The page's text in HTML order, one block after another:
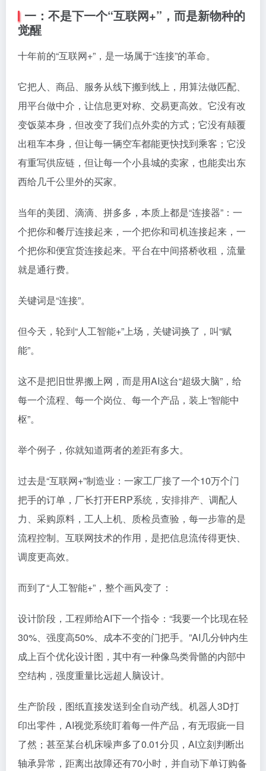
一：不是下一个“互联网+”，而是新物种的
觉醒
十年前的“互联网+”，是一场属于“连接”的革命。
它把人、商品、服务从线下搬到线上，用算法做匹配、
用平台做中介，让信息更对称、交易更高效。它没有改
变饭菜本身，但改变了我们点外卖的方式；它没有颠覆
出租车本身，但让每一辆空车都能更快找到乘客；它没
有重写供应链，但让每一个小县城的卖家，也能卖出东
西给几千公里外的买家。
当年的美团、滴滴、拼多多，本质上都是“连接器”：一
个把你和餐厅连接起来，一个把你和司机连接起来，一
个把你和便宜货连接起来。平台在中间搭桥收租，流量
就是通行费。
关键词是“连接”。
但今天，轮到“人工智能+”上场，关键词换了，叫“赋
能”。
这不是把旧世界搬上网，而是用AI这台“超级大脑”，给
每一个流程、每一个岗位、每一个产品，装上“智能中
枢”。
举个例子，你就知道两者的差距有多大。
过去是“互联网+”制造业：一家工厂接了一个10万个门
把手的订单，厂长打开ERP系统，安排排产、调配人
力、采购原料，工人上机、质检员查验，每一步靠的是
流程控制。互联网技术的作用，是把信息流传得更快、
调度更高效。
而到了“人工智能+”，整个画风变了：
设计阶段，工程师给AI下一个指令：“我要一个比现在轻
30%、强度高50%、成本不变的门把手。”AI几分钟内生
成上百个优化设计图，其中有一种像鸟类骨骼的内部中
空结构，强度重量比远超人脑设计。
生产阶段，图纸直接发送到全自动产线。机器人3D打
印出零件，AI视觉系统盯着每一件产品，有无瑕疵一目
了然；甚至某台机床噪声多了0.01分贝，AI立刻判断出
轴承异常，距离出故障还有70小时，并自动下单订购备